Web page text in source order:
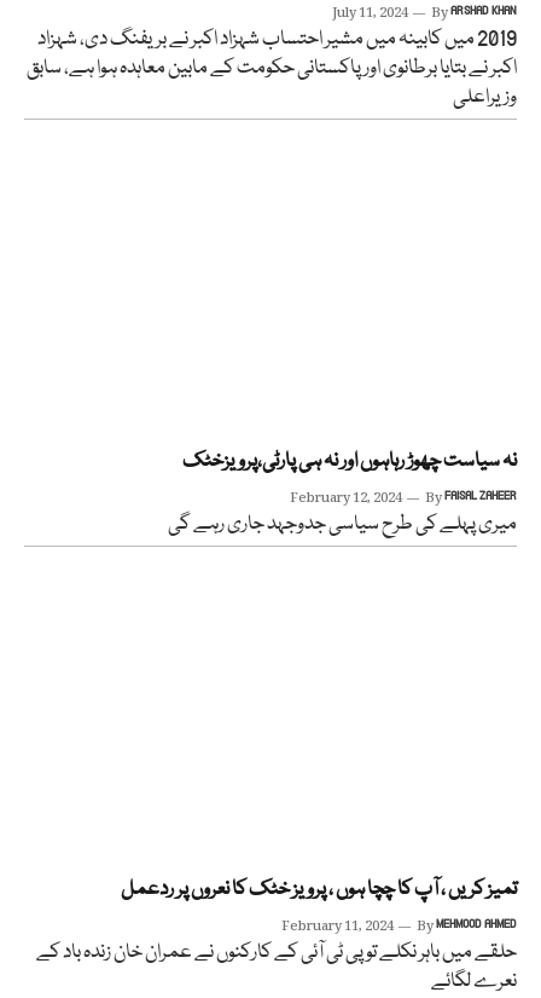
July 11, 2024 ByARSHAD KHAN
2019 میں کابینہ میں مشیر احتساب شہزاد اکبر نے بریفنگ دی، شہزاد
اکبر نے بتایا برطانوی اور پاکستانی حکومت کے مابین معاہدہ ہوا ہے، سابق
وزیراعلی
نہ سیاست چھوڑ رہاہوں اور نہ ہی پارٹی،پرویزخٹک
February 12, 2024 ByFAISAL ZAHEER
میری پہلے کی طرح سیاسی جدوجہد جاری رہے گی
تمیز کریں ، آپ کا چچا ہوں ، پرویز خٹک کا نعروں پر ردعمل
February 11, 2024 ByMEHMOOD AHMED
حلقے میں باہر نکلے تو پی ٹی آئی کے کارکنوں نے عمران خان زندہ باد کے
نعرے لگائے